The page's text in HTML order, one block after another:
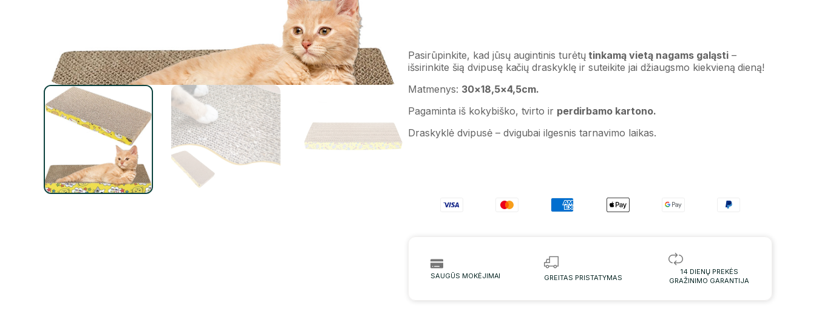
Pasirūpinkite, kad jūsų augintinis turėtų tinkamą vietą nagams galąsti–
išsirinkite šią dvipusę kačių draskyklę ir suteikite jai džiaugsmo kiekvieną dieną!
Matmenys: 30×18,5×4,5cm.
Pagaminta iš kokybiško, tvirto ir perdirbamo kartono.
Draskyklė dvipusė – dvigubai ilgesnis tarnavimo laikas.
SAUGŪS MOKĖJIMAI GREITAS PRISTATYMAS
14 DIENŲ PREKĖS
GRAŽINIMO GARANTIJA